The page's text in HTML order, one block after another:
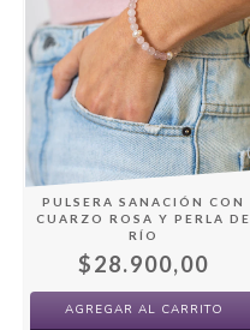
PULSERA SANACIÓN CON
CUARZO ROSA Y PERLA DE
RÍO
$28.900,00